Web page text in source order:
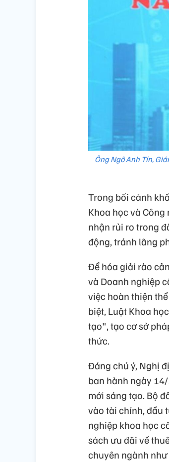
Ông Ngô Anh Tín,
Trong bối cảnh
Khoa học và
nhận rủi ro trong
động, tránh lãng
Để hóa giải rào
và Doanh nghiệp
việc hoàn thiện
biệt, Luật Khoa
tạo", tạo cơ sở
thức.
Đáng chú ý, Nghị
ban hành ngày
mới sáng tạo. Bộ
vào tài chính, đầu
nghiệp khoa học
sách ưu đãi về
chuyên ngành